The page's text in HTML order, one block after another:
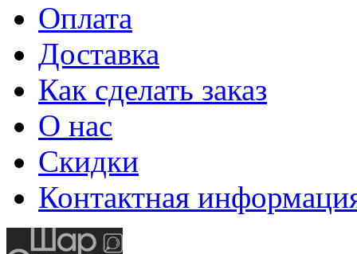
Оплата
Доставка
Как сделать заказ
О нас
Скидки
Контактная